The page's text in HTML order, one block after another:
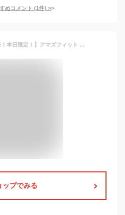
めコメント (1件) >
【店内ポイント最大42倍！本日限定！】アマズフィット AMAZFIT スマートウォッチ T-Rex 3 オニキス 腕時計 メンズ レディース GPS 登山 ウェアラブル SP170069C218
ップでみる